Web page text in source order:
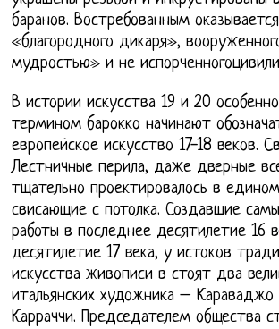
баранов. Востребованным
«благородного дикаря»,
мудростью» и не
В истории искусства 19 и 20
термином барокко начинают
европейское искусство 17-18 веков.
Лестничные перила, даже дверные
тщательно проектировалось в
свисающие с потолка. Создавшие
работы в последнее десятилетие 16
десятилетие 17 века, у истоков
искусства живописи в стоят два
итальянских художника – Караваджо
Карраччи. Председателем общества